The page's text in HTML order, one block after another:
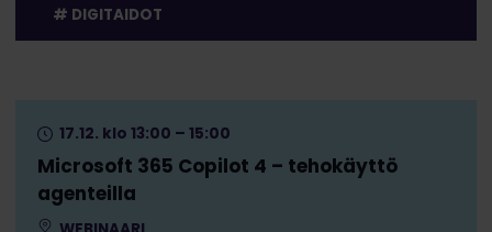
DIGITAIDOT
Microsoft 365 Copilot 4 – tehokäyttö
agenteilla
17.12. klo 13:00 – 15:00